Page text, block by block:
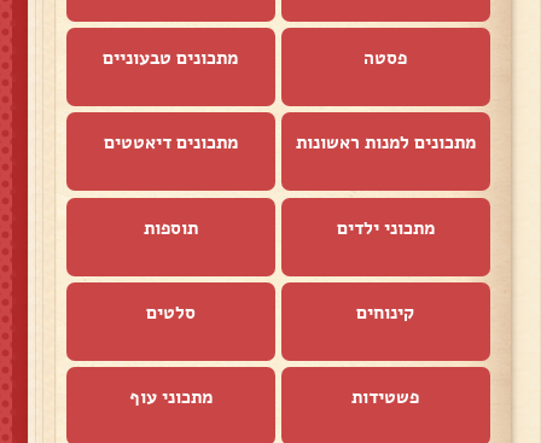
פסטה מתכונים טבעוניים
מתכונים למנות ראשונות מתכונים דיאטטים
מתכוני ילדים תוספות
קינוחים סלטים
פשטידות מתכוני עוף